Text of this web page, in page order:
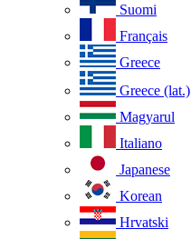
Suomi
Français
Greece
Greece (lat.)
Magyarul
Italiano
Japanese
Korean
Hrvatski